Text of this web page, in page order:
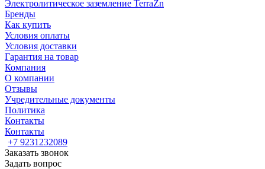
Электролитическое заземление TerraZn
Бренды
Как купить
Условия оплаты
Условия доставки
Гарантия на товар
Компания
О компании
Отзывы
Учредительные документы
Политика
Контакты
Контакты
+7 9231232089
Заказать звонок
Задать вопрос